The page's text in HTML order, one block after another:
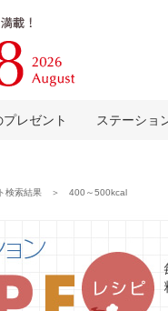
レゼント ステーショ
検索結果 ＞ 400～500kcal